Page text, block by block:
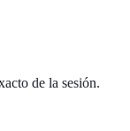
de la sesión.